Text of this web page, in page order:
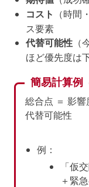
コスト
（時
ス要素
代替可能性
ほど優先度は
簡易計算例
総合点 ＝ 影
代替可能性
例：
「仮
＋緊